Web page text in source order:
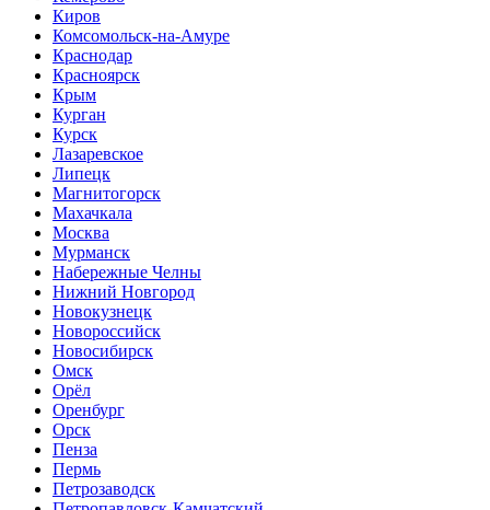
Киров
Комсомольск-на-Амуре
Краснодар
Красноярск
Крым
Курган
Курск
Лазаревское
Липецк
Магнитогорск
Махачкала
Москва
Мурманск
Набережные Челны
Нижний Новгород
Новокузнецк
Новороссийск
Новосибирск
Омск
Орёл
Оренбург
Орск
Пенза
Пермь
Петрозаводск